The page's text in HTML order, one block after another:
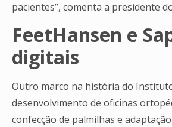
pacientes”, comenta a presidente
FeetHansen e
digitais
Outro marco na história do
desenvolvimento de oficinas
confecção de palmilhas e